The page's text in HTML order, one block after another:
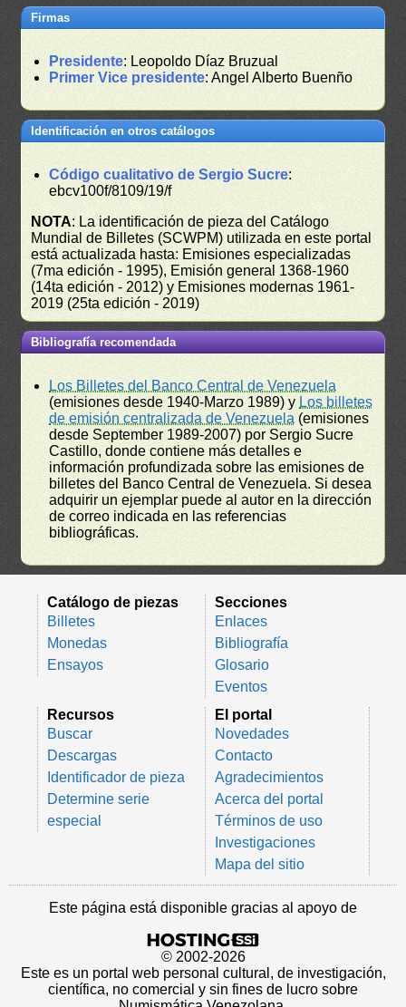
Firmas
Presidente: Leopoldo Díaz Bruzual
Primer Vice presidente: Angel Alberto Buenño
Identificación en otros catálogos
Código cualitativo de Sergio Sucre:
ebcv100f/8109/19/f
NOTA: La identificación de pieza del Catálogo
Mundial de Billetes (SCWPM) utilizada en este portal
está actualizada hasta: Emisiones especializadas
(7ma edición - 1995), Emisión general 1368-1960
(14ta edición - 2012) y Emisiones modernas 1961-
2019 (25ta edición - 2019)
Bibliografía recomendada
Los Billetes del Banco Central de Venezuela
(emisiones desde 1940-Marzo 1989) y Los billetes
de emisión centralizada de Venezuela (emisiones
desde September 1989-2007) por Sergio Sucre
Castillo, donde contiene más detalles e
información profundizada sobre las emisiones de
billetes del Banco Central de Venezuela. Si desea
adquirir un ejemplar puede al autor en la dirección
de correo indicada en las referencias
bibliográficas.
Catálogo de piezas
Billetes
Monedas
Ensayos
Secciones
Enlaces
Bibliografía
Glosario
Eventos
Recursos
Buscar
Descargas
Identificador de pieza
Determine serie
especial
El portal
Novedades
Contacto
Agradecimientos
Acerca del portal
Términos de uso
Investigaciones
Mapa del sitio
Este página está disponible gracias al apoyo de
© 2002-2026
Este es un portal web personal cultural, de investigación,
científica, no comercial y sin fines de lucro sobre